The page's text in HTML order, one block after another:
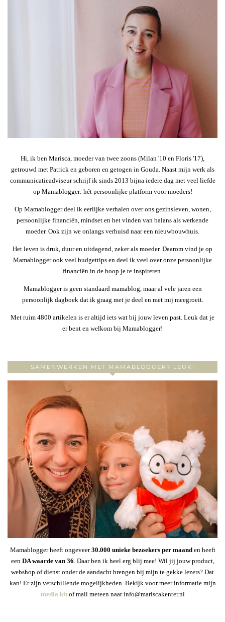
Hi, ik ben Marisca, moeder van twee zoons (Milan '10 en Floris '17),
getrouwd met Patrick en geboren en getogen in Gouda. Naast mijn werk als
communicatieadviseur schrijf ik sinds 2013 bijna iedere dag met veel liefde
op Mamablogger: hét persoonlijke platform voor moeders!
Op Mamablogger deel ik eerlijke verhalen over ons gezinsleven, wonen,
persoonlijke financiën, mindset en het vinden van balans als werkende
moeder. Ook zijn we onlangs verhuisd naar een nieuwbouwhuis.
Het leven is druk, duur en uitdagend, zeker als moeder. Daarom vind je op
Mamablogger ook veel budgettips en deel ik veel over onze persoonlijke
financiën in de hoop je te inspireren.
Mamablogger is geen standaard mamablog, maar al vele jaren een
persoonlijk dagboek dat ik graag met je deel en met mij meegroeit.
Met ruim 4800 artikelen is er altijd iets wat bij jouw leven past. Leuk dat je
er bent en welkom bij Mamablogger!
SAMENWERKEN MET MAMABLOGGER? LEUK!
Mamablogger heeft ongeveer30.000 unieke bezoekers per maanden heeft
een DA waarde van 36. Daar ben ik heel erg blij mee! Wil jij jouw product,
webshop of dienst onder de aandacht brengen bij mijn te gekke lezers? Dat
kan! Er zijn verschillende mogelijkheden. Bekijk voor meer informatie mijn
media kitof mail meteen naar info@mariscakenter.nl